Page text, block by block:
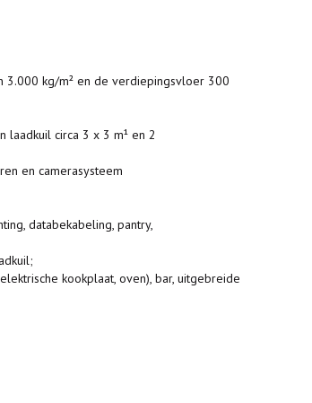
kg/m² en de verdiepingsvloer 300
circa 3 x 3 m¹ en 2
en camerasysteem
databekabeling, pantry,
kookplaat, oven), bar, uitgebreide